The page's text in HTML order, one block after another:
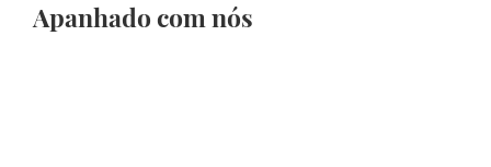
Apanhado com nós